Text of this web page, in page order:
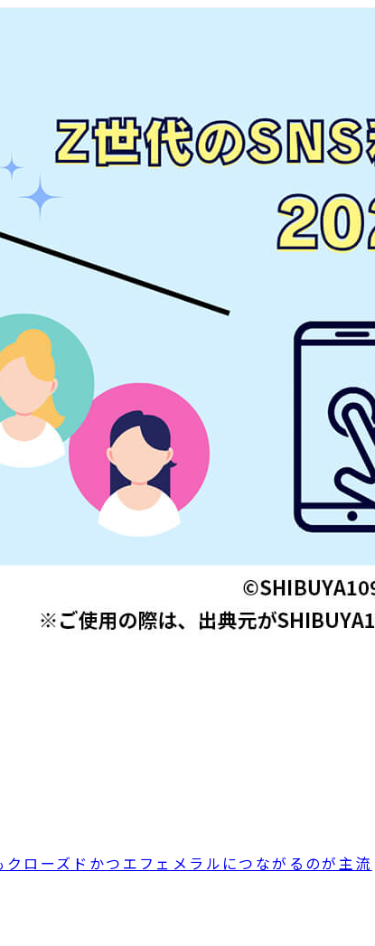
ローズドかつエフェメラルにつながるのが主流